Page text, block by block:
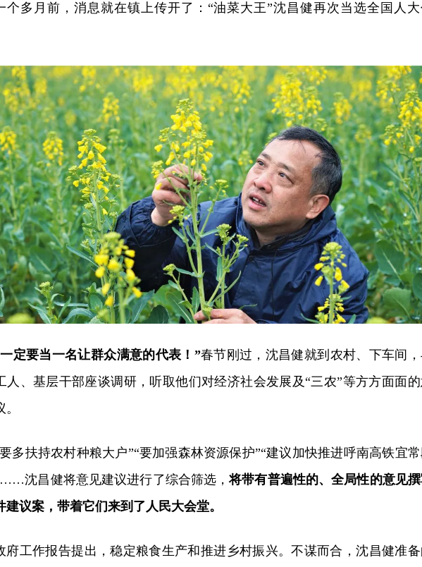
个多月前，消息就在镇上传开了：“油菜大王”沈昌健再次当选全国人
定要当一名让群众满意的代表！”春节刚过，沈昌健就到农村、下车间
人、基层干部座谈调研，听取他们对经济社会发展及“三农”等方方面面
多扶持农村种粮大户”“要加强森林资源保护”“建议加快推进呼南高铁宜
沈昌健将意见建议进行了综合筛选，将带有普遍性的、全局性的意见
建议案，带着它们来到了人民大会堂。
府工作报告提出，稳定粮食生产和推进乡村振兴。不谋而合，沈昌健准